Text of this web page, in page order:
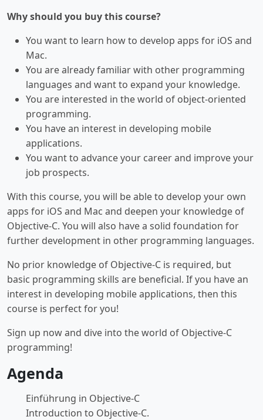
Why should you buy this course?
You want to learn how to develop apps for iOS and
Mac.
You are already familiar with other programming
languages and want to expand your knowledge.
You are interested in the world of object-oriented
programming.
You have an interest in developing mobile
applications.
You want to advance your career and improve your
job prospects.
With this course, you will be able to develop your own
apps for iOS and Mac and deepen your knowledge of
Objective-C. You will also have a solid foundation for
further development in other programming languages.
No prior knowledge of Objective-C is required, but
basic programming skills are beneficial. If you have an
interest in developing mobile applications, then this
course is perfect for you!
Sign up now and dive into the world of Objective-C
programming!
Agenda
Einführung in Objective-C
Introduction to Objective-C.